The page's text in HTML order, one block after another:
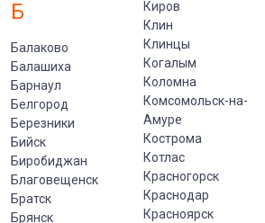
Б
Балаково
Балашиха
Барнаул
Белгород
Березники
Бийск
Биробиджан
Благовещенск
Братск
Брянск
Киров
Клин
Клинцы
Когалым
Коломна
Комсомольск-на-
Амуре
Кострома
Котлас
Красногорск
Краснодар
Красноярск